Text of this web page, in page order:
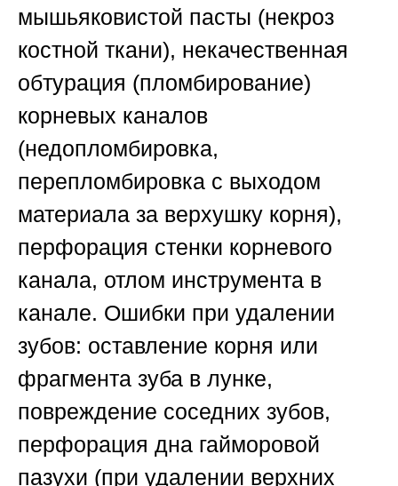
мышьяковистой пасты (некроз
костной ткани), некачественная
обтурация (пломбирование)
корневых каналов
(недопломбировка,
перепломбировка с выходом
материала за верхушку корня),
перфорация стенки корневого
канала, отлом инструмента в
канале. Ошибки при удалении
зубов: оставление корня или
фрагмента зуба в лунке,
повреждение соседних зубов,
перфорация дна гайморовой
пазухи (при удалении верхних